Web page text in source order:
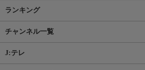
ランキング
チャンネル一覧
J:テレ